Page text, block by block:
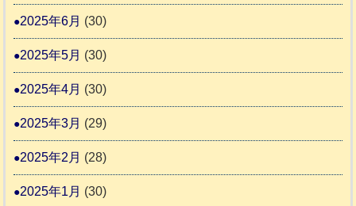
2025年6月 (30)
2025年5月 (30)
2025年4月 (30)
2025年3月 (29)
2025年2月 (28)
2025年1月 (30)